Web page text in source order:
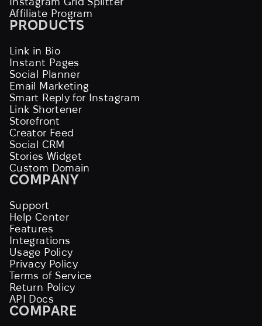
Affiliate Program
PRODUCTS
Link in Bio
Instant Pages
Social Planner
Email Marketing
Smart Reply for Instagram
Link Shortener
Storefront
Creator Feed
Social CRM
Stories Widget
Custom Domain
COMPANY
Support
Help Center
Features
Integrations
Usage Policy
Privacy Policy
Terms of Service
Return Policy
API Docs
COMPARE